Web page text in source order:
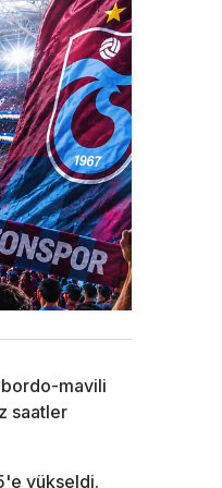
bordo-mavili
saatler
yükseldi.